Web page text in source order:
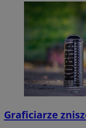
Graficiarze